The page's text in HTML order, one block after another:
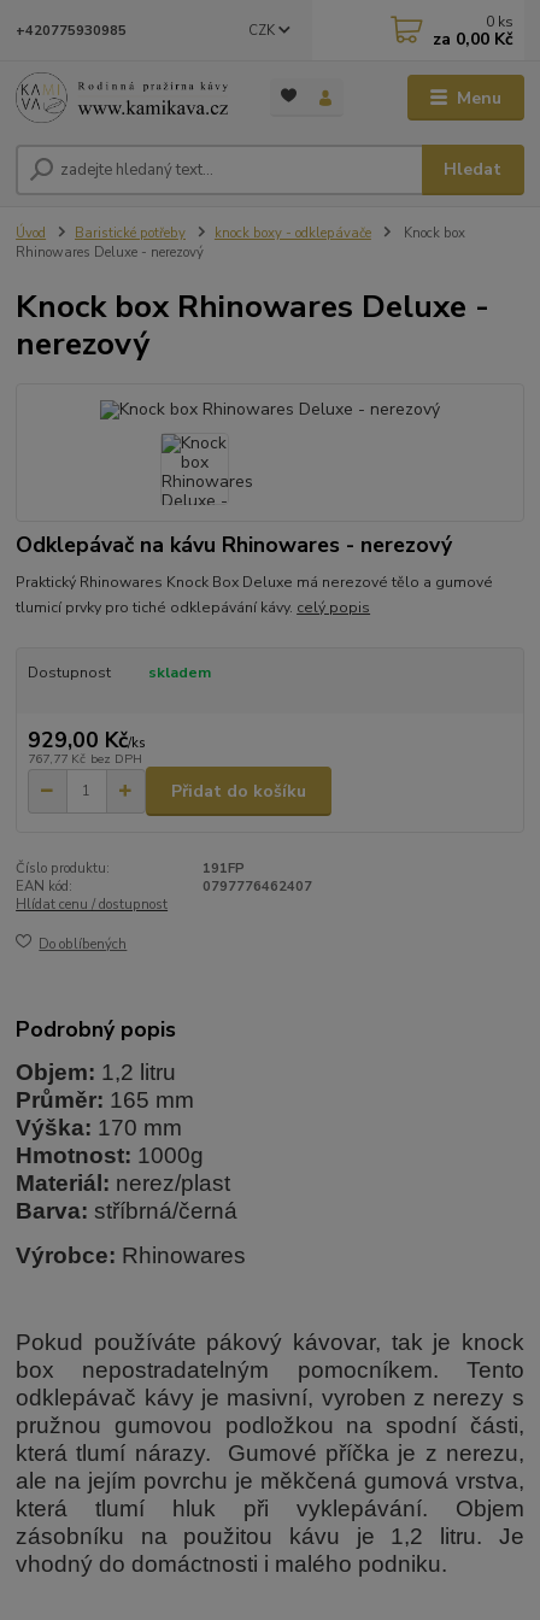
Menu
CZK
Hledat
+420775930985 0 ks
za 0,00 Kč
Úvod Baristické potřeby knock boxy - odklepávače
Knock box
Rhinowares Deluxe - nerezový
Knock box Rhinowares Deluxe -
nerezový
Odklepávač na kávu Rhinowares - nerezový
Praktický Rhinowares Knock Box Deluxe má nerezové tělo a gumové
tlumicí prvky pro tiché odklepávání kávy. celý popis
Dostupnost skladem
929,00 Kč/ks
767,77 Kč bez DPH
Přidat do košíku
Číslo produktu:
191FP
EAN kód:
0797776462407
Hlídat cenu / dostupnost
Do oblíbených
Podrobný popis
Objem: 1,2 litru
Průměr: 165 mm
Výška: 170 mm
Hmotnost: 1000g
Materiál: nerez/plast
Barva: stříbrná/černá
Výrobce: Rhinowares
Pokud používáte pákový kávovar, tak je knock
box nepostradatelným pomocníkem. Tento
odklepávač kávy je masivní, vyroben z nerezy s
pružnou gumovou podložkou na spodní části,
která tlumí nárazy. Gumové příčka je z nerezu,
ale na jejím povrchu je měkčená gumová vrstva,
která tlumí hluk při vyklepávání. Objem
zásobníku na použitou kávu je 1,2 litru. Je
vhodný do domáctnosti i malého podniku.